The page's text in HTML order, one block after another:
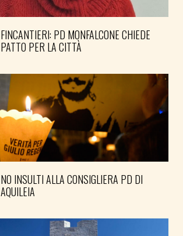
FINCANTIERI: PD MONFALCONE CHIEDE
PATTO PER LA CITTÀ
NO INSULTI ALLA CONSIGLIERA PD DI
AQUILEIA